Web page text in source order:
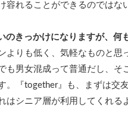
容れることができるのではな
のきっかけになりますが、何
よりも低く、気軽なものと思
も男女混成って普通だし、そ
。『together』も、まずは交
はシニア層が利用してくれる